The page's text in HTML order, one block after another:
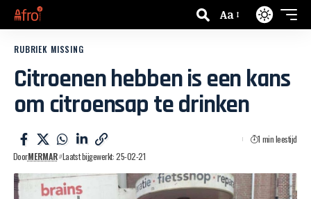
Aa
RUBRIEK MISSING
Citroenen hebben is een kans
om citroensap te drinken
DoorMERMAR Laatst bijgewerkt: 25-02-21
1 min leestijd